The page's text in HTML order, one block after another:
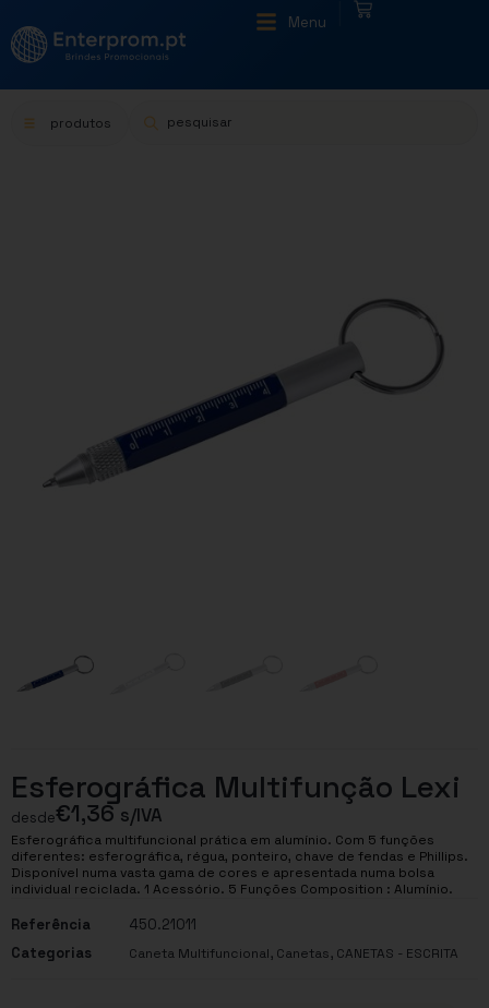
Menu
produtos
Esferográfica Multifunção Lexi
desde€1,36 s/IVA
Esferográfica multifuncional prática em alumínio. Com 5 funções
diferentes: esferográfica, régua, ponteiro, chave de fendas e Phillips.
Disponível numa vasta gama de cores e apresentada numa bolsa
individual reciclada. 1 Acessório. 5 Funções Composition : Alumínio.
Referência
450.21011
Categorias
Caneta Multifuncional, Canetas, CANETAS - ESCRITA